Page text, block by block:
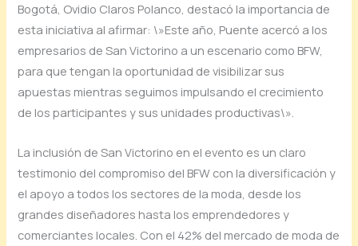
Bogotá, Ovidio Claros Polanco, destacó la importancia de
esta iniciativa al afirmar: \»Este año, Puente acercó a los
empresarios de San Victorino a un escenario como BFW,
para que tengan la oportunidad de visibilizar sus
apuestas mientras seguimos impulsando el crecimiento
de los participantes y sus unidades productivas\».
La inclusión de San Victorino en el evento es un claro
testimonio del compromiso del BFW con la diversificación y
el apoyo a todos los sectores de la moda, desde los
grandes diseñadores hasta los emprendedores y
comerciantes locales. Con el 42% del mercado de moda de